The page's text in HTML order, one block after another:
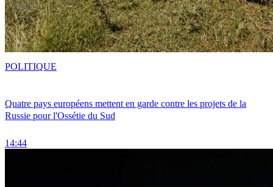
Quatre pays européens mettent en garde contre les projets de la
Russie pour l'Ossétie du Sud
14:44
POLITIQUE